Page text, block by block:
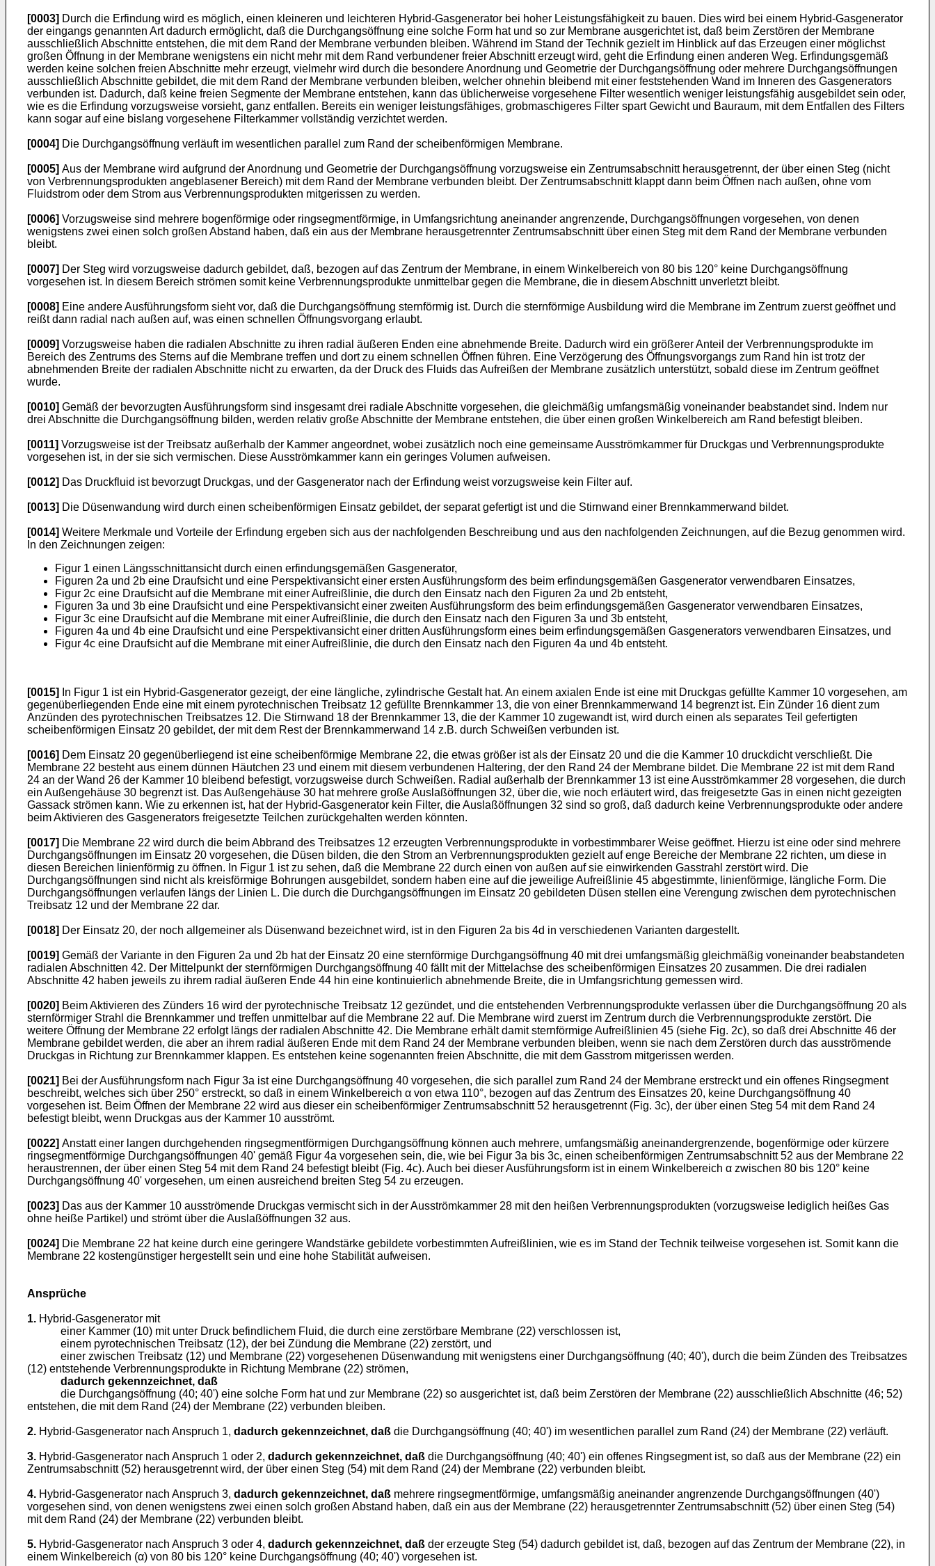
[0003] Durch die Erfindung wird es möglich, einen kleineren und leichteren Hybrid-Gasgenerator bei hoher Leistungsfähigkeit zu bauen. Dies wird bei einem Hybrid-Gasgenerator
der eingangs genannten Art dadurch ermöglicht, daß die Durchgangsöffnung eine solche Form hat und so zur Membrane ausgerichtet ist, daß beim Zerstören der Membrane
ausschließlich Abschnitte entstehen, die mit dem Rand der Membrane verbunden bleiben. Während im Stand der Technik gezielt im Hinblick auf das Erzeugen einer möglichst
großen Öffnung in der Membrane wenigstens ein nicht mehr mit dem Rand verbundener freier Abschnitt erzeugt wird, geht die Erfindung einen anderen Weg. Erfindungsgemäß
werden keine solchen freien Abschnitte mehr erzeugt, vielmehr wird durch die besondere Anordnung und Geometrie der Durchgangsöffnung oder mehrere Durchgangsöffnungen
ausschließlich Abschnitte gebildet, die mit dem Rand der Membrane verbunden bleiben, welcher ohnehin bleibend mit einer feststehenden Wand im Inneren des Gasgenerators
verbunden ist. Dadurch, daß keine freien Segmente der Membrane entstehen, kann das üblicherweise vorgesehene Filter wesentlich weniger leistungsfähig ausgebildet sein oder,
wie es die Erfindung vorzugsweise vorsieht, ganz entfallen. Bereits ein weniger leistungsfähiges, grobmaschigeres Filter spart Gewicht und Bauraum, mit dem Entfallen des Filters
kann sogar auf eine bislang vorgesehene Filterkammer vollständig verzichtet werden.
[0004] Die Durchgangsöffnung verläuft im wesentlichen parallel zum Rand der scheibenförmigen Membrane.
[0005] Aus der Membrane wird aufgrund der Anordnung und Geometrie der Durchgangsöffnung vorzugsweise ein Zentrumsabschnitt herausgetrennt, der über einen Steg (nicht
von Verbrennungsprodukten angeblasener Bereich) mit dem Rand der Membrane verbunden bleibt. Der Zentrumsabschnitt klappt dann beim Öffnen nach außen, ohne vom
Fluidstrom oder dem Strom aus Verbrennungsprodukten mitgerissen zu werden.
[0006] Vorzugsweise sind mehrere bogenförmige oder ringsegmentförmige, in Umfangsrichtung aneinander angrenzende, Durchgangsöffnungen vorgesehen, von denen
wenigstens zwei einen solch großen Abstand haben, daß ein aus der Membrane herausgetrennter Zentrumsabschnitt über einen Steg mit dem Rand der Membrane verbunden
bleibt.
[0007] Der Steg wird vorzugsweise dadurch gebildet, daß, bezogen auf das Zentrum der Membrane, in einem Winkelbereich von 80 bis 120° keine Durchgangsöffnung
vorgesehen ist. In diesem Bereich strömen somit keine Verbrennungsprodukte unmittelbar gegen die Membrane, die in diesem Abschnitt unverletzt bleibt.
[0008] Eine andere Ausführungsform sieht vor, daß die Durchgangsöffnung sternförmig ist. Durch die sternförmige Ausbildung wird die Membrane im Zentrum zuerst geöffnet und
reißt dann radial nach außen auf, was einen schnellen Öffnungsvorgang erlaubt.
[0009] Vorzugsweise haben die radialen Abschnitte zu ihren radial äußeren Enden eine abnehmende Breite. Dadurch wird ein größerer Anteil der Verbrennungsprodukte im
Bereich des Zentrums des Sterns auf die Membrane treffen und dort zu einem schnellen Öffnen führen. Eine Verzögerung des Öffnungsvorgangs zum Rand hin ist trotz der
abnehmenden Breite der radialen Abschnitte nicht zu erwarten, da der Druck des Fluids das Aufreißen der Membrane zusätzlich unterstützt, sobald diese im Zentrum geöffnet
wurde.
[0010] Gemäß der bevorzugten Ausführungsform sind insgesamt drei radiale Abschnitte vorgesehen, die gleichmäßig umfangsmäßig voneinander beabstandet sind. Indem nur
drei Abschnitte die Durchgangsöffnung bilden, werden relativ große Abschnitte der Membrane entstehen, die über einen großen Winkelbereich am Rand befestigt bleiben.
[0011] Vorzugsweise ist der Treibsatz außerhalb der Kammer angeordnet, wobei zusätzlich noch eine gemeinsame Ausströmkammer für Druckgas und Verbrennungsprodukte
vorgesehen ist, in der sie sich vermischen. Diese Ausströmkammer kann ein geringes Volumen aufweisen.
[0012] Das Druckfluid ist bevorzugt Druckgas, und der Gasgenerator nach der Erfindung weist vorzugsweise kein Filter auf.
[0013] Die Düsenwandung wird durch einen scheibenförmigen Einsatz gebildet, der separat gefertigt ist und die Stirnwand einer Brennkammerwand bildet.
[0014] Weitere Merkmale und Vorteile der Erfindung ergeben sich aus der nachfolgenden Beschreibung und aus den nachfolgenden Zeichnungen, auf die Bezug genommen wird.
In den Zeichnungen zeigen:
Figur 1 einen Längsschnittansicht durch einen erfindungsgemäßen Gasgenerator,
Figuren 2a und 2b eine Draufsicht und eine Perspektivansicht einer ersten Ausführungsform des beim erfindungsgemäßen Gasgenerator verwendbaren Einsatzes,
Figur 2c eine Draufsicht auf die Membrane mit einer Aufreißlinie, die durch den Einsatz nach den Figuren 2a und 2b entsteht,
Figuren 3a und 3b eine Draufsicht und eine Perspektivansicht einer zweiten Ausführungsform des beim erfindungsgemäßen Gasgenerator verwendbaren Einsatzes,
Figur 3c eine Draufsicht auf die Membrane mit einer Aufreißlinie, die durch den Einsatz nach den Figuren 3a und 3b entsteht,
Figuren 4a und 4b eine Draufsicht und eine Perspektivansicht einer dritten Ausführungsform eines beim erfindungsgemäßen Gasgenerators verwendbaren Einsatzes, und
Figur 4c eine Draufsicht auf die Membrane mit einer Aufreißlinie, die durch den Einsatz nach den Figuren 4a und 4b entsteht.
[0015]
In Figur 1 ist ein Hybrid-Gasgenerator gezeigt, der eine längliche, zylindrische Gestalt hat. An einem axialen Ende ist eine mit Druckgas gefüllte Kammer 10 vorgesehen, am
gegenüberliegenden Ende eine mit einem pyrotechnischen Treibsatz 12 gefüllte Brennkammer 13, die von einer Brennkammerwand 14 begrenzt ist. Ein Zünder 16 dient zum
Anzünden des pyrotechnischen Treibsatzes 12. Die Stirnwand 18 der Brennkammer 13, die der Kammer 10 zugewandt ist, wird durch einen als separates Teil gefertigten
scheibenförmigen Einsatz 20 gebildet, der mit dem Rest der Brennkammerwand 14 z.B. durch Schweißen verbunden ist.
[0016] Dem Einsatz 20 gegenüberliegend ist eine scheibenförmige Membrane 22, die etwas größer ist als der Einsatz 20 und die die Kammer 10 druckdicht verschließt. Die
Membrane 22 besteht aus einem dünnen Häutchen 23 und einem mit diesem verbundenen Haltering, der den Rand 24 der Membrane bildet. Die Membrane 22 ist mit dem Rand
24 an der Wand 26 der Kammer 10 bleibend befestigt, vorzugsweise durch Schweißen. Radial außerhalb der Brennkammer 13 ist eine Ausströmkammer 28 vorgesehen, die durch
ein Außengehäuse 30 begrenzt ist. Das Außengehäuse 30 hat mehrere große Auslaßöffnungen 32, über die, wie noch erläutert wird, das freigesetzte Gas in einen nicht gezeigten
Gassack strömen kann. Wie zu erkennen ist, hat der Hybrid-Gasgenerator kein Filter, die Auslaßöffnungen 32 sind so groß, daß dadurch keine Verbrennungsprodukte oder andere
beim Aktivieren des Gasgenerators freigesetzte Teilchen zurückgehalten werden könnten.
[0017] Die Membrane 22 wird durch die beim Abbrand des Treibsatzes 12 erzeugten Verbrennungsprodukte in vorbestimmbarer Weise geöffnet. Hierzu ist eine oder sind mehrere
Durchgangsöffnungen im Einsatz 20 vorgesehen, die Düsen bilden, die den Strom an Verbrennungsprodukten gezielt auf enge Bereiche der Membrane 22 richten, um diese in
diesen Bereichen linienförmig zu öffnen. In Figur 1 ist zu sehen, daß die Membrane 22 durch einen von außen auf sie einwirkenden Gasstrahl zerstört wird. Die
Durchgangsöffnungen sind nicht als kreisförmige Bohrungen ausgebildet, sondern haben eine auf die jeweilige Aufreißlinie 45 abgestimmte, linienförmige, längliche Form. Die
Durchgangsöffnungen verlaufen längs der Linien L. Die durch die Durchgangsöffnungen im Einsatz 20 gebildeten Düsen stellen eine Verengung zwischen dem pyrotechnischen
Treibsatz 12 und der Membrane 22 dar.
[0018] Der Einsatz 20, der noch allgemeiner als Düsenwand bezeichnet wird, ist in den Figuren 2a bis 4d in verschiedenen Varianten dargestellt.
[0019] Gemäß der Variante in den Figuren 2a und 2b hat der Einsatz 20 eine sternförmige Durchgangsöffnung 40 mit drei umfangsmäßig gleichmäßig voneinander beabstandeten
radialen Abschnitten 42. Der Mittelpunkt der sternförmigen Durchgangsöffnung 40 fällt mit der Mittelachse des scheibenförmigen Einsatzes 20 zusammen. Die drei radialen
Abschnitte 42 haben jeweils zu ihrem radial äußeren Ende 44 hin eine kontinuierlich abnehmende Breite, die in Umfangsrichtung gemessen wird.
[0020] Beim Aktivieren des Zünders 16 wird der pyrotechnische Treibsatz 12 gezündet, und die entstehenden Verbrennungsprodukte verlassen über die Durchgangsöffnung 20 als
sternförmiger Strahl die Brennkammer und treffen unmittelbar auf die Membrane 22 auf. Die Membrane wird zuerst im Zentrum durch die Verbrennungsprodukte zerstört. Die
weitere Öffnung der Membrane 22 erfolgt längs der radialen Abschnitte 42. Die Membrane erhält damit sternförmige Aufreißlinien 45 (siehe Fig. 2c), so daß drei Abschnitte 46 der
Membrane gebildet werden, die aber an ihrem radial äußeren Ende mit dem Rand 24 der Membrane verbunden bleiben, wenn sie nach dem Zerstören durch das ausströmende
Druckgas in Richtung zur Brennkammer klappen. Es entstehen keine sogenannten freien Abschnitte, die mit dem Gasstrom mitgerissen werden.
[0021] Bei der Ausführungsform nach Figur 3a ist eine Durchgangsöffnung 40 vorgesehen, die sich parallel zum Rand 24 der Membrane erstreckt und ein offenes Ringsegment
beschreibt, welches sich über 250° erstreckt, so daß in einem Winkelbereich α von etwa 110°, bezogen auf das Zentrum des Einsatzes 20, keine Durchgangsöffnung 40
vorgesehen ist. Beim Öffnen der Membrane 22 wird aus dieser ein scheibenförmiger Zentrumsabschnitt 52 herausgetrennt (Fig. 3c), der über einen Steg 54 mit dem Rand 24
befestigt bleibt, wenn Druckgas aus der Kammer 10 ausströmt.
[0022] Anstatt einer langen durchgehenden ringsegmentförmigen Durchgangsöffnung können auch mehrere, umfangsmäßig aneinandergrenzende, bogenförmige oder kürzere
ringsegmentförmige Durchgangsöffnungen 40' gemäß Figur 4a vorgesehen sein, die, wie bei Figur 3a bis 3c, einen scheibenförmigen Zentrumsabschnitt 52 aus der Membrane 22
heraustrennen, der über einen Steg 54 mit dem Rand 24 befestigt bleibt (Fig. 4c). Auch bei dieser Ausführungsform ist in einem Winkelbereich α zwischen 80 bis 120° keine
Durchgangsöffnung 40' vorgesehen, um einen ausreichend breiten Steg 54 zu erzeugen.
[0023] Das aus der Kammer 10 ausströmende Druckgas vermischt sich in der Ausströmkammer 28 mit den heißen Verbrennungsprodukten (vorzugsweise lediglich heißes Gas
ohne heiße Partikel) und strömt über die Auslaßöffnungen 32 aus.
[0024] Die Membrane 22 hat keine durch eine geringere Wandstärke gebildete vorbestimmten Aufreißlinien, wie es im Stand der Technik teilweise vorgesehen ist. Somit kann die
Membrane 22 kostengünstiger hergestellt sein und eine hohe Stabilität aufweisen.
Ansprüche
1. Hybrid-Gasgenerator mit
einer Kammer (10) mit unter Druck befindlichem Fluid, die durch eine zerstörbare Membrane (22) verschlossen ist,
einem pyrotechnischen Treibsatz (12), der bei Zündung die Membrane (22) zerstört, und
einer zwischen Treibsatz (12) und Membrane (22) vorgesehenen Düsenwandung mit wenigstens einer Durchgangsöffnung (40; 40'), durch die beim Zünden des Treibsatzes
(12) entstehende Verbrennungsprodukte in Richtung Membrane (22) strömen,
dadurch gekennzeichnet, daß
die Durchgangsöffnung (40; 40') eine solche Form hat und zur Membrane (22) so ausgerichtet ist, daß beim Zerstören der Membrane (22) ausschließlich Abschnitte (46; 52)
entstehen, die mit dem Rand (24) der Membrane (22) verbunden bleiben.
2. Hybrid-Gasgenerator nach Anspruch 1, dadurch gekennzeichnet, daß die Durchgangsöffnung (40; 40') im wesentlichen parallel zum Rand (24) der Membrane (22) verläuft.
3. Hybrid-Gasgenerator nach Anspruch 1 oder 2, dadurch gekennzeichnet, daß die Durchgangsöffnung (40; 40') ein offenes Ringsegment ist, so daß aus der Membrane (22) ein
Zentrumsabschnitt (52) herausgetrennt wird, der über einen Steg (54) mit dem Rand (24) der Membrane (22) verbunden bleibt.
4. Hybrid-Gasgenerator nach Anspruch 3, dadurch gekennzeichnet, daß mehrere ringsegmentförmige, umfangsmäßig aneinander angrenzende Durchgangsöffnungen (40')
vorgesehen sind, von denen wenigstens zwei einen solch großen Abstand haben, daß ein aus der Membrane (22) herausgetrennter Zentrumsabschnitt (52) über einen Steg (54)
mit dem Rand (24) der Membrane (22) verbunden bleibt.
5. Hybrid-Gasgenerator nach Anspruch 3 oder 4, dadurch gekennzeichnet, daß der erzeugte Steg (54) dadurch gebildet ist, daß, bezogen auf das Zentrum der Membrane (22), in
einem Winkelbereich (α) von 80 bis 120° keine Durchgangsöffnung (40; 40') vorgesehen ist.